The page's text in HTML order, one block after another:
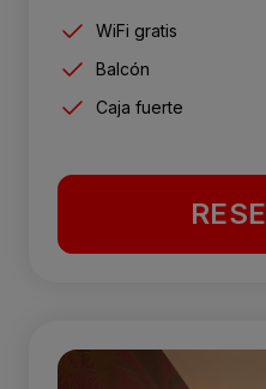
WiFi gratis
Balcón
Caja fuerte